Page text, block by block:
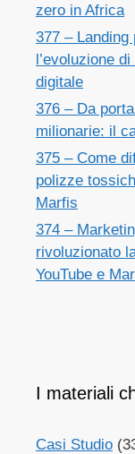
zero in Africa
377 –
l’evoluzione
digitale
376 – Da
milionarie: il
375 – Come
polizze
Marfis
374 –
rivoluzionato
YouTube e
I materiali
Casi Studio